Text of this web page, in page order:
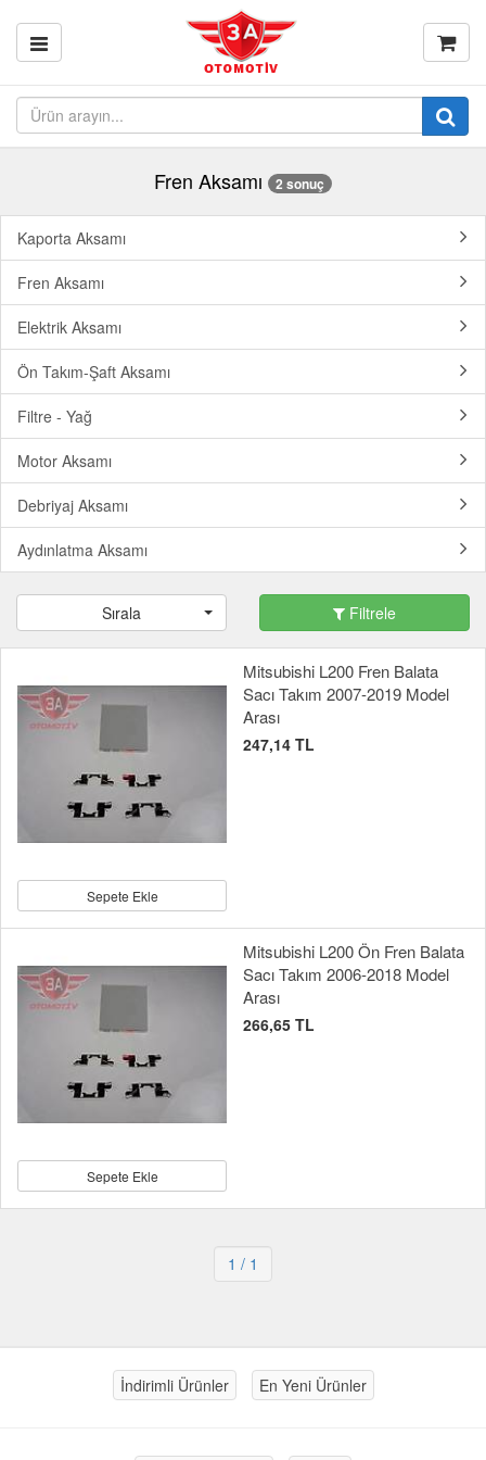
Fren Aksamı 2 sonuç
Kaporta Aksamı
Fren Aksamı
Elektrik Aksamı
Ön Takım-Şaft Aksamı
Filtre - Yağ
Motor Aksamı
Debriyaj Aksamı
Aydınlatma Aksamı
Sırala Filtrele
Sepete Ekle
Mitsubishi L200 Fren Balata
Sacı Takım 2007-2019 Model
Arası
247,14 TL
Sepete Ekle
Mitsubishi L200 Ön Fren Balata
Sacı Takım 2006-2018 Model
Arası
266,65 TL
1 / 1
İndirimli Ürünler En Yeni Ürünler